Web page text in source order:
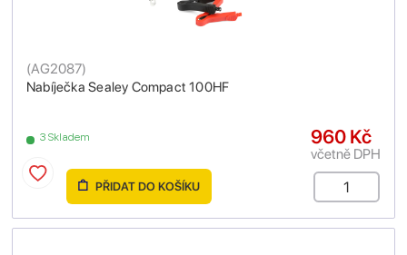
Nabíječka Sealey Compact 100HF
(AG2087)
3 Skladem 960 Kč
včetně DPH
PŘIDAT DO KOŠÍKU